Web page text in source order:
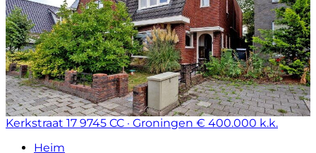
Kerkstraat 17 9745 CC · Groningen € 400.000 k.k.
Heim